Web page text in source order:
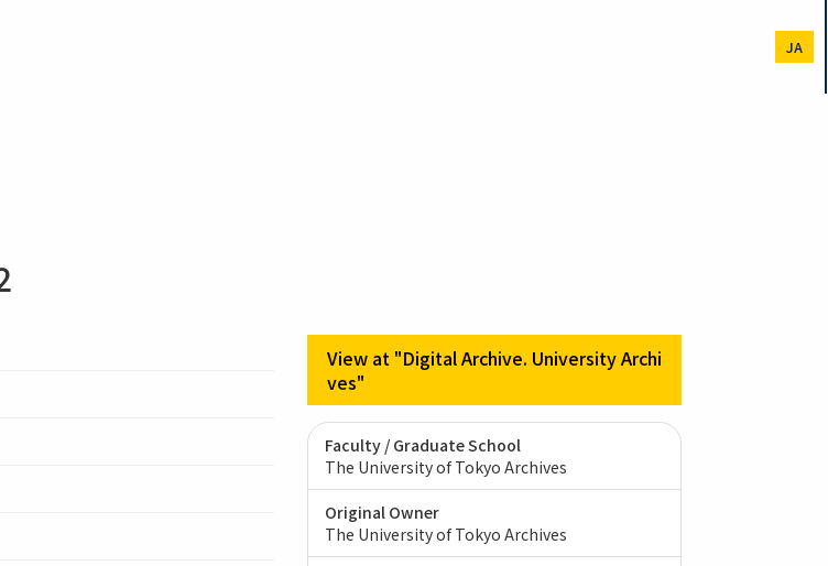
JA
View at "Digital Archive. University Archi
ves"
Faculty / Graduate School
The University of Tokyo Archives
Original Owner
The University of Tokyo Archives